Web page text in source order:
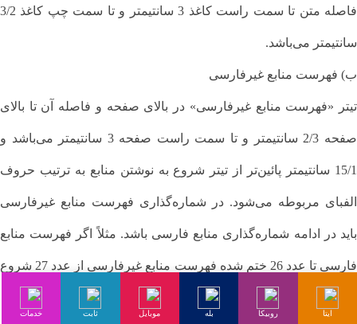
فاصله متن تا سمت راست کاغذ 3 سانتیمتر و تا سمت چپ کاغذ 3/2
سانتیمتر می‌باشد.
ب) فهرست منابع غیرفارسی
تیتر «فهرست منابع غیرفارسی» در بالای صفحه و فاصله آن تا بالای
صفحه 2/3 سانتیمتر و تا سمت راست صفحه 3 سانتیمتر می‌باشد و
15/1 سانتیمتر پائین‌تر از تیتر شروع به نوشتن منابع به ترتیب حروف‌
الفبای مربوطه می‌شود. در شماره‌گذاری فهرست منابع غیرفارسی
باید در ادامه شماره‌گذاری منابع فارسی باشد. مثلاً اگر فهرست منابع
فارسی تا عدد 26 ختم شده فهرست منابع غیرفارسی از عدد 27 شروع
می شود فاصله متن تا سمت راست کاغذ 3 سانتیمتر و تا سمت چپ
ایتا روبیکا بله موبایل ثابت خدمات